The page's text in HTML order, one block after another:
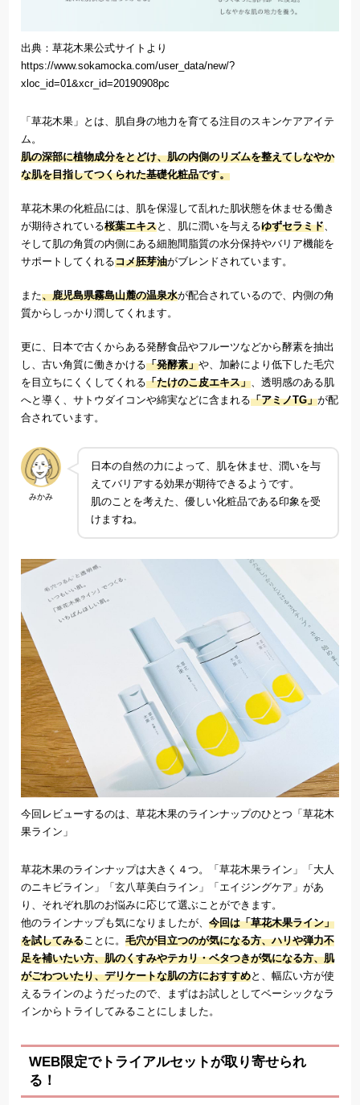
出典：草花木果公式サイトより
https://www.sokamocka.com/user_data/new/?
xloc_id=01&xcr_id=20190908pc
「草花木果」とは、肌自身の地力を育てる注目のスキンケアアイテ
ム。
肌の深部に植物成分をとどけ、肌の内側のリズムを整えてしなやか
な肌を目指してつくられた基礎化粧品です。
草花木果の化粧品には、肌を保湿して乱れた肌状態を休ませる働き
が期待されている桜葉エキスと、肌に潤いを与えるゆずセラミド
そして肌の角質の内側にある細胞間脂質の水分保持やバリア機能を
サポートしてくれるコメ胚芽油がブレンドされています。
また、鹿児島県霧島山麓の温泉水が配合されているので、内側の角
質からしっかり潤してくれます。
更に、日本で古くからある発酵食品やフルーツなどから酵素を抽出
し、古い角質に働きかける「発酵素」や、加齢により低下した毛穴
を目立ちにくくしてくれる「たけのこ皮エキス」 、透明感のある肌
へと導く、サトウダイコンや綿実などに含まれる「アミノTG」が配
合されています。
みかみ
日本の自然の力によって、肌を休ませ、潤いを与
えてバリアする効果が期待できるようです。
肌のことを考えた、優しい化粧品である印象を受
けますね。
今回レビューするのは、草花木果のラインナップのひとつ「草花木
果ライン」
草花木果のラインナップは大きく４つ。「草花木果ライン」「大人
のニキビライン」「玄八草美白ライン」「エイジングケア」があ
り、それぞれ肌のお悩みに応じて選ぶことができます。
他のラインナップも気になりましたが、今回は「草花木果ライン」
を試してみることに。毛穴が目立つのが気になる方、ハリや弾力不
足を補いたい方、肌のくすみやテカリ・ベタつきが気になる方、肌
がごわついたり、デリケートな肌の方におすすめと、幅広い方が使
えるラインのようだったので、まずはお試しとしてベーシックなラ
インからトライしてみることにしました。
WEB限定でトライアルセットが取り寄せられ
る！